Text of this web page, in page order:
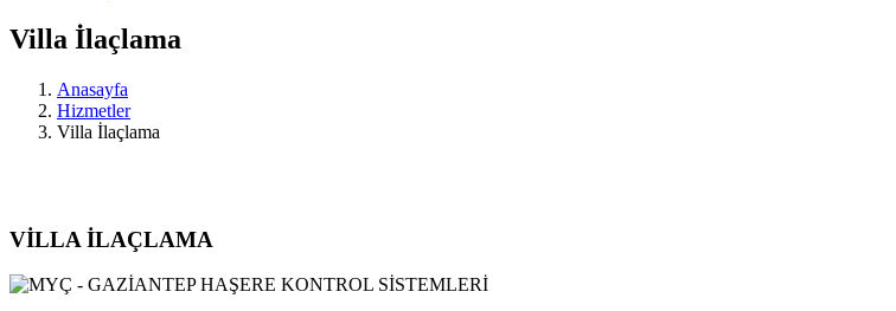
Villa İlaçlama
Anasayfa
Hizmetler
Villa İlaçlama
VİLLA İLAÇLAMA